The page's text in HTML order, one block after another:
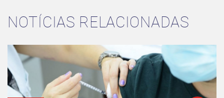
NOTÍCIAS RELACIONADAS